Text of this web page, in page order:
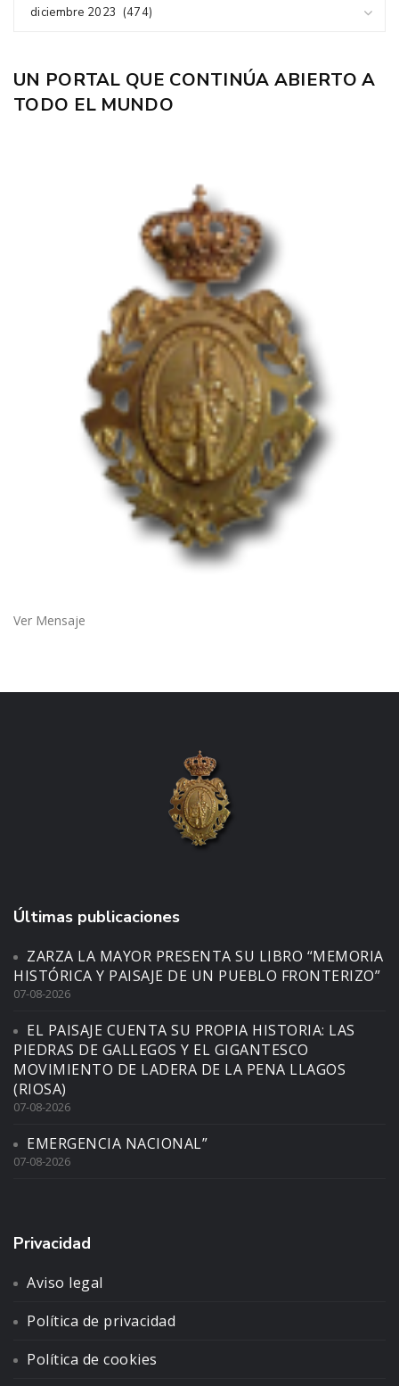
diciembre 2023 (474)
UN PORTAL QUE CONTINÚA ABIERTO A
TODO EL MUNDO
Ver Mensaje
Últimas publicaciones
ZARZA LA MAYOR PRESENTA SU LIBRO “MEMORIA
HISTÓRICA Y PAISAJE DE UN PUEBLO FRONTERIZO”
07-08-2026
EL PAISAJE CUENTA SU PROPIA HISTORIA: LAS
PIEDRAS DE GALLEGOS Y EL GIGANTESCO
MOVIMIENTO DE LADERA DE LA PENA LLAGOS
(RIOSA)
07-08-2026
EMERGENCIA NACIONAL”
07-08-2026
Privacidad
Aviso legal
Política de privacidad
Política de cookies